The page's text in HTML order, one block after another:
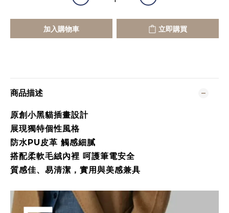
加入購物車 立即購買
商品描述
原創小黑貓插畫設計
展現獨特個性風格
防水PU皮革 觸感細膩
搭配柔軟毛絨內裡 呵護筆電安全
質感佳、易清潔，實用與美感兼具